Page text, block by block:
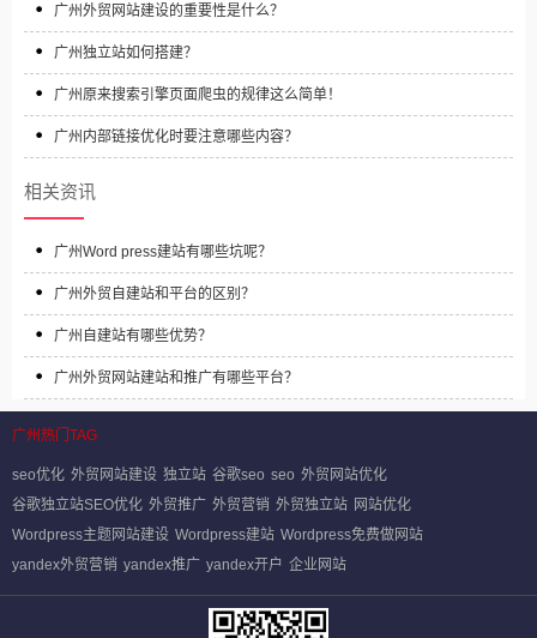
广州外贸网站建设的重要性是什么？
广州独立站如何搭建？
广州原来搜索引擎页面爬虫的规律这么简单！
广州内部链接优化时要注意哪些内容？
相关资讯
广州Word press建站有哪些坑呢？
广州外贸自建站和平台的区别？
广州自建站有哪些优势？
广州外贸网站建站和推广有哪些平台？
广州热门TAG
seo优化 外贸网站建设 独立站 谷歌seo seo 外贸网站优化
谷歌独立站SEO优化 外贸推广 外贸营销 外贸独立站 网站优化
Wordpress主题网站建设 Wordpress建站 Wordpress免费做网站
yandex外贸营销 yandex推广 yandex开户 企业网站